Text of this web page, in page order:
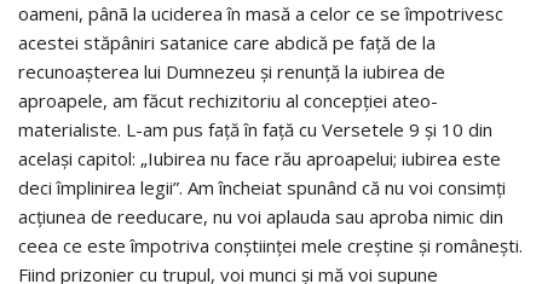
oameni, pânã la uciderea în masă a celor ce se împotrivesc
acestei stăpâniri satanice care abdică pe faţă de la
recunoaşterea lui Dumnezeu şi renunţă la iubirea de
aproapele, am făcut rechizitoriu al concepţiei ateo-
materialiste. L-am pus faţă în faţă cu Versetele 9 şi 10 din
acelaşi capitol: „Iubirea nu face rău aproapelui; iubirea este
deci împlinirea legii”. Am încheiat spunând că nu voi consimţi
acţiunea de reeducare, nu voi aplauda sau aproba nimic din
ceea ce este împotriva conştiinţei mele creştine şi româneşti.
Fiind prizonier cu trupul, voi munci şi mă voi supune